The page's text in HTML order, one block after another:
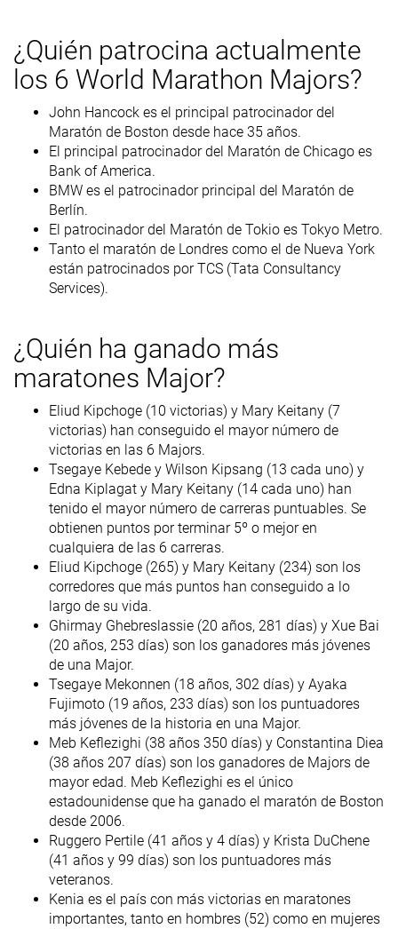
¿Quién patrocina actualmente
los 6 World Marathon Majors?
John Hancock es el principal patrocinador del
Maratón de Boston desde hace 35 años.
El principal patrocinador del Maratón de Chicago es
Bank of America.
BMW es el patrocinador principal del Maratón de
Berlín.
El patrocinador del Maratón de Tokio es Tokyo Metro.
Tanto el maratón de Londres como el de Nueva York
están patrocinados por TCS (Tata Consultancy
Services).
¿Quién ha ganado más
maratones Major?
Eliud Kipchoge (10 victorias) y Mary Keitany (7
victorias) han conseguido el mayor número de
victorias en las 6 Majors.
Tsegaye Kebede y Wilson Kipsang (13 cada uno) y
Edna Kiplagat y Mary Keitany (14 cada uno) han
tenido el mayor número de carreras puntuables. Se
obtienen puntos por terminar 5º o mejor en
cualquiera de las 6 carreras.
Eliud Kipchoge (265) y Mary Keitany (234) son los
corredores que más puntos han conseguido a lo
largo de su vida.
Ghirmay Ghebreslassie (20 años, 281 días) y Xue Bai
(20 años, 253 días) son los ganadores más jóvenes
de una Major.
Tsegaye Mekonnen (18 años, 302 días) y Ayaka
Fujimoto (19 años, 233 días) son los puntuadores
más jóvenes de la historia en una Major.
Meb Keflezighi (38 años 350 días) y Constantina Diea
(38 años 207 días) son los ganadores de Majors de
mayor edad. Meb Keflezighi es el único
estadounidense que ha ganado el maratón de Boston
desde 2006.
Ruggero Pertile (41 años y 4 días) y Krista DuChene
(41 años y 99 días) son los puntuadores más
veteranos.
Kenia es el país con más victorias en maratones
importantes, tanto en hombres (52) como en mujeres